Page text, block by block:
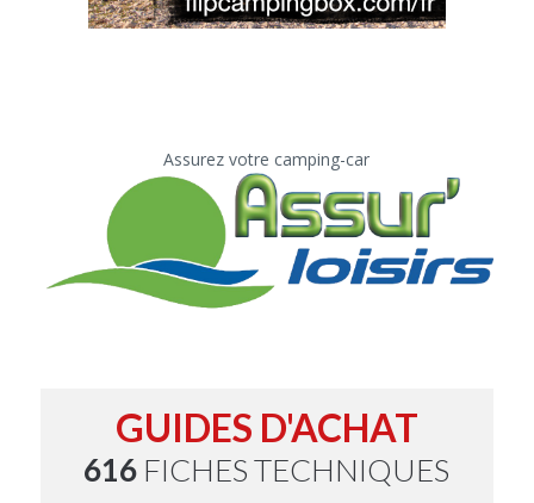
Assurez votre camping-car
GUIDES D'ACHAT
616 FICHES TECHNIQUES